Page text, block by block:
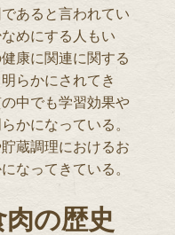
あると言われてい
めにする人もい
康に関連に関する
らかにされてき
中でも学習効果や
かになっている。
蔵調理におけるお
なってきている。
の歴史